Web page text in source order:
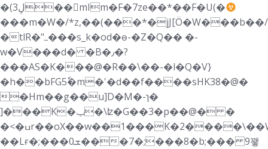
�(3ڸ��mIm�F�7ze��*��F�U(�
���m�W�/*z,��(���*�jJ[Ö�W���b��/
�tlR�"ߺ���s_k�od�ѳ-�Z�Q�� �-
w�V���d� �B�٫�?
���AS�K���@�R��\��-�l�Q�V}
�h��bFG5ٗ�m�'�d��f����sHK38�@�
�Hm��g��u]D�M�-ɿ�
]���K�ݕ�\ʫ�G��3�p��@� �
�<�ߎr��oX��w��1���K�2����\��W�&�w_�C��Vg�n�h{/
��Lғ�;���ܫ0���7�;���8�b;��� 9꽿